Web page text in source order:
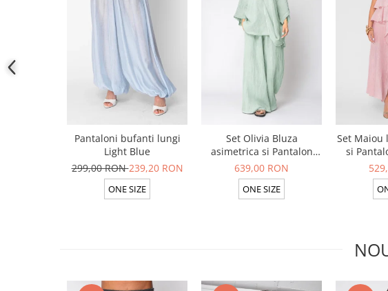
Pantaloni bufanti lungi
Light Blue
299,00 RON239,20 RON
ONE SIZE
Set Olivia Bluza
asimetrica si Pantalon
lung din 100% in Light
Olive
639,00 RON
ONE SIZE
Set Maiou
si